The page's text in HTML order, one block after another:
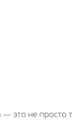
это не просто